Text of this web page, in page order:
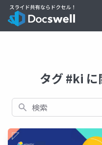
タグ #ki に
検索